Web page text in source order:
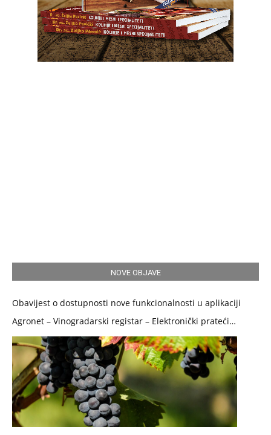
NOVE OBJAVE
Obavijest o dostupnosti nove funkcionalnosti u aplikaciji
Agronet – Vinogradarski registar – Elektronički prateći
dokument